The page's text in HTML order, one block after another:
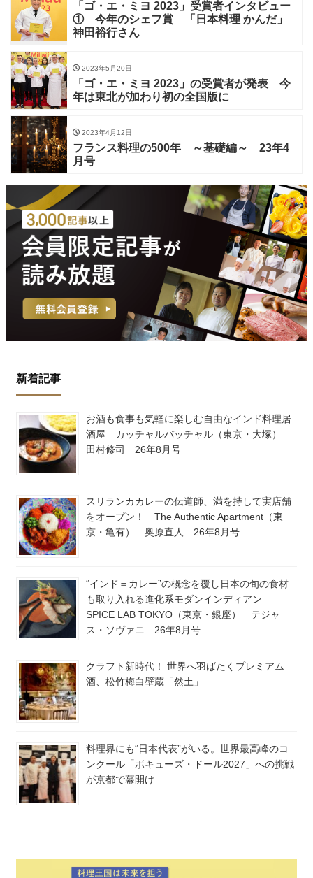
「ゴ・エ・ミヨ 2023」受賞者インタビュー
① 今年のシェフ賞 「日本料理 かんだ」
神田裕行さん
2023年5月20日
「ゴ・エ・ミヨ 2023」の受賞者が発表 今
年は東北が加わり初の全国版に
2023年4月12日
フランス料理の500年 ～基礎編～ 23年4
月号
新着記事
お酒も食事も気軽に楽しむ自由なインド料理居
酒屋 カッチャルバッチャル（東京・大塚）
田村修司 26年8月号
スリランカカレーの伝道師、満を持して実店舗
をオープン！ The Authentic Apartment（東
京・亀有） 奥原直人 26年8月号
“インド＝カレー”の概念を覆し日本の旬の食材
も取り入れる進化系モダンインディアン
SPICE LAB TOKYO（東京・銀座） テジャ
ス・ソヴァニ 26年8月号
クラフト新時代！ 世界へ羽ばたくプレミアム
酒、松竹梅白壁蔵「然土」
料理界にも“日本代表”がいる。世界最高峰のコ
ンクール「ボキューズ・ドール2027」への挑戦
が京都で幕開け